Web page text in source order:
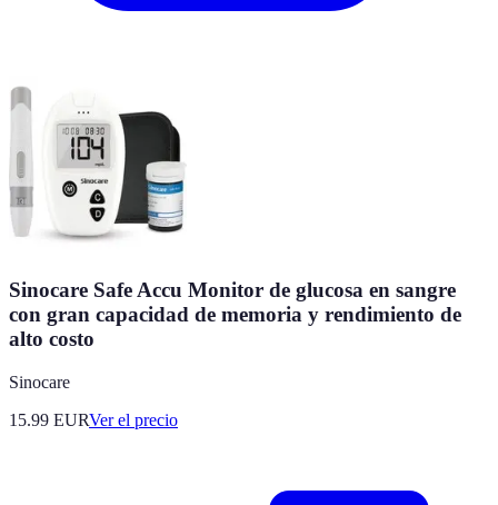
Sinocare Safe Accu Monitor de glucosa en sangre
con gran capacidad de memoria y rendimiento de
alto costo
Sinocare
15.99 EURVer el precio